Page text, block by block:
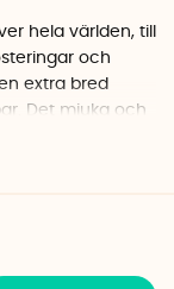
hela världen, till
och
extra bred
Det mjuka och
haka ger bästa